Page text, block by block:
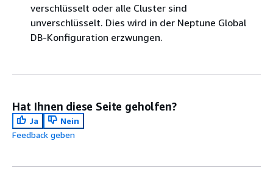
verschlüsselt oder alle Cluster sind
unverschlüsselt. Dies wird in der Neptune Global
DB-Konfiguration erzwungen.
Hat Ihnen diese Seite geholfen?
Ja
Nein
Feedback geben